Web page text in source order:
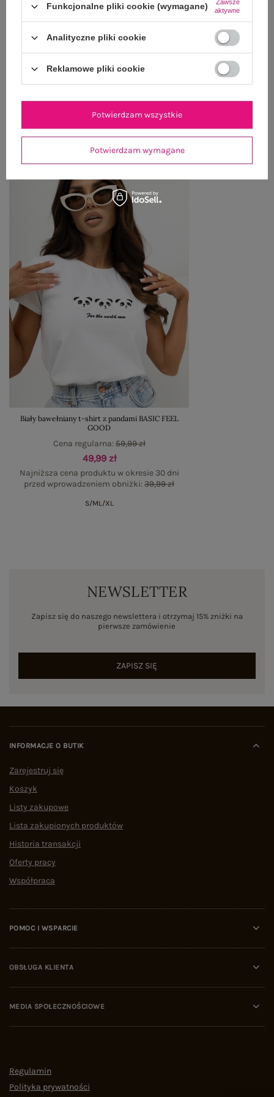
WYSYŁKA I DOSTAWA
ZWROTY I REKLAMACJE
OSTATNIO OGLĄDANE
Zobacz wszystko
Biały bawełniany t-shirt z pandami BASIC FEEL
GOOD
49,99 zł
Najniższa cena produktu w okresie 30 dni
przed wprowadzeniem obniżki:39,99 zł
Cena regularna:59,99 zł
S/ML/XL
NEWSLETTER
Zapisz się do naszego newslettera i otrzymaj 15% zniżki na
pierwsze zamówienie
ZAPISZ SIĘ
INFORMACJE O BUTIK
Zarejestruj się
Koszyk
Listy zakupowe
Lista zakupionych produktów
Historia transakcji
Oferty pracy
Współpraca
POMOC I WSPARCIE
OBSŁUGA KLIENTA
MEDIA SPOŁECZNOŚCIOWE
Regulamin
Polityka prywatności
Funkcjonalne pliki cookie (wymagane)
Zawsze
aktywne
Analityczne pliki cookie
Reklamowe pliki cookie
Potwierdzam wymagane
Potwierdzam wszystkie